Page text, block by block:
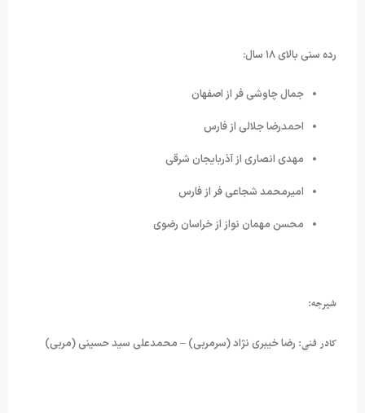
رده سنی بالای ۱۸ سال:
جمال چاوشی فر از اصفهان
احمدرضا جلالی از فارس
مهدی انصاری از آذربایجان شرقی
امیرمحمد شجاعی فر از فارس
محسن مهمان نواز از خراسان رضوی
شیرجه:
کادر فنی:رضا خیبری نژاد (سرمربی) – محمدعلی سید حسینی (مربی)